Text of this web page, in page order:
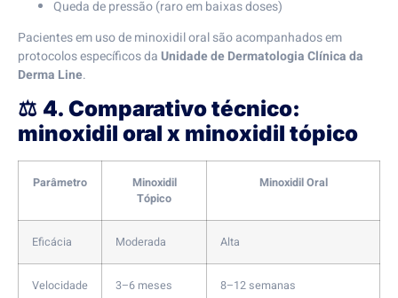
Queda de pressão (raro em baixas doses)
Pacientes em uso de minoxidil oral são acompanhados em
protocolos específicos daUnidade de Dermatologia Clínica da
Derma Line.
⚖️ 4. Comparativo técnico:
minoxidil oral x minoxidil tópico
Parâmetro
Minoxidil
Tópico
Minoxidil Oral
Eficácia Moderada Alta
Velocidade 3–6 meses 8–12 semanas